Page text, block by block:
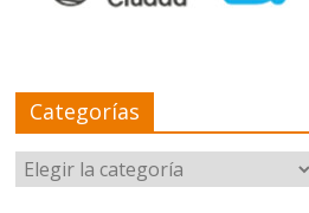
Categorías
Categorías